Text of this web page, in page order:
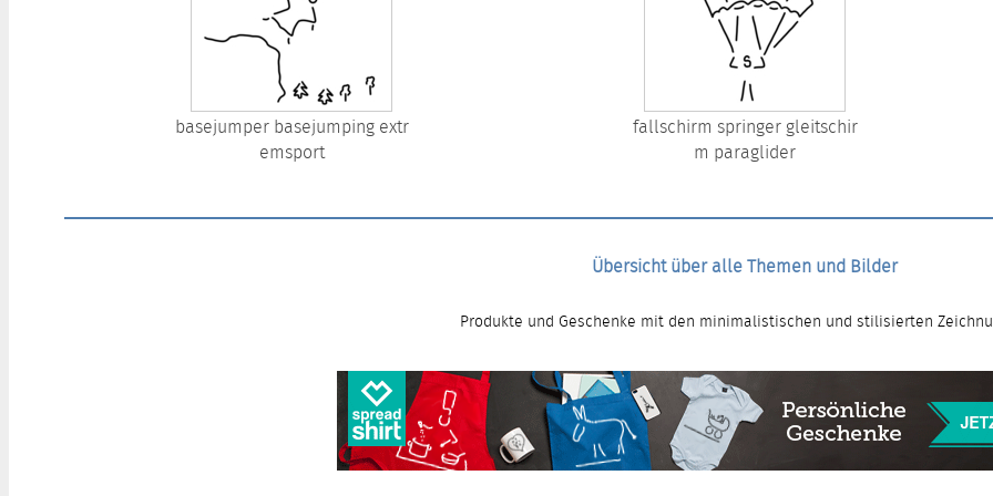
basejumper basejumping extr
emsport
fallschirm springer gleitschir
m paraglider
Übersicht über alle Themen und Bilder
Produkte und Geschenke mit den minimalistischen und stilisierten